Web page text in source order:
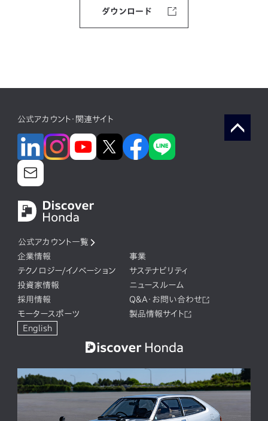
ダウンロード
公式アカウント・関連サイト
公式アカウント一覧
企業情報
事業
テクノロジー/イノベーション
サステナビリティ
投資家情報
ニュースルーム
採用情報
Q&A・お問い合わせ
モータースポーツ
製品情報サイト
English